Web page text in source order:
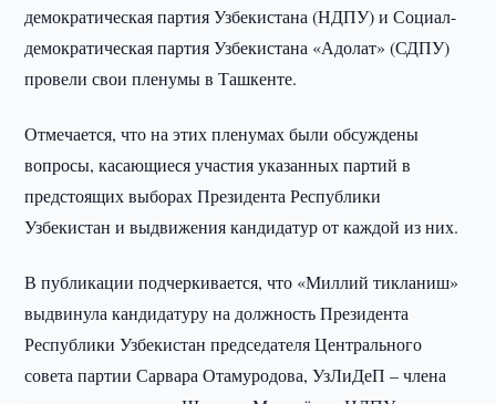
демократическая партия Узбекистана (НДПУ) и Социал-
демократическая партия Узбекистана «Адолат» (СДПУ)
провели свои пленумы в Ташкенте.
Отмечается, что на этих пленумах были обсуждены
вопросы, касающиеся участия указанных партий в
предстоящих выборах Президента Республики
Узбекистан и выдвижения кандидатур от каждой из них.
В публикации подчеркивается, что «Миллий тикланиш»
выдвинула кандидатуру на должность Президента
Республики Узбекистан председателя Центрального
совета партии Сарвара Отамуродова, УзЛиДеП – члена